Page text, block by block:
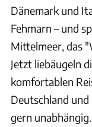
Dänemark und
Fehmarn – und
Mittelmeer, das
Jetzt liebäugeln
komfortablen
Deutschland
gern